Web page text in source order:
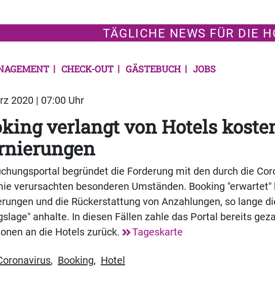
TÄGLICHE NEWS FÜR DIE
CHECK-OUT GÄSTEBUCH JOBS
2020 | 07:00 Uhr
verlangt von Hotels
begründet die Forderung mit den durch die
verursachten besonderen Umständen. Booking "erwartet"
und die Rückerstattung von Anzahlungen, so lange
anhalte. In diesen Fällen zahle das Portal bereits
an die Hotels zurück.
Tageskarte
, Booking, Hotel